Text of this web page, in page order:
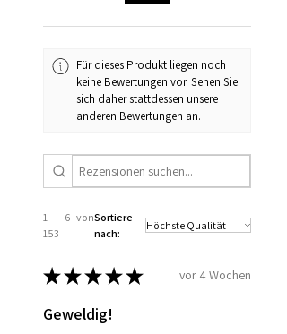
Für dieses Produkt liegen noch
keine Bewertungen vor. Sehen Sie
sich daher stattdessen unsere
anderen Bewertungen an.
1 – 6 von
153
Sortiere
nach:
★★★★★ vor 4 Wochen
Geweldig!